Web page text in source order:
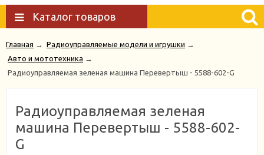
Каталог товаров
Главная → Радиоуправляемые модели и игрушки →
Авто и мототехника →
Радиоуправляемая зеленая машина Перевертыш - 5588-602-G
Радиоуправляемая зеленая
машина Перевертыш - 5588-602-
G